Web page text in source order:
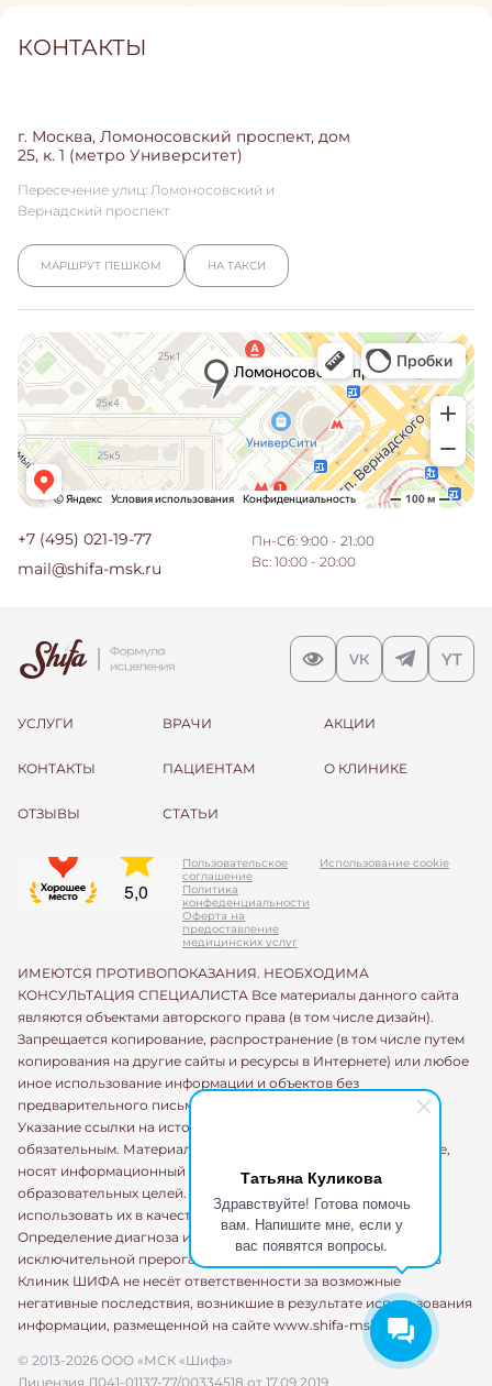
Татьяна Куликова
Здравствуйте! Готова помочь
вам. Напишите мне, если у
вас появятся вопросы.
КОНТАКТЫ
г. Москва, Ломоносовский проспект, дом
25, к. 1 (метро Университет)
Пересечение улиц: Ломоносовский и
Вернадский проспект
МАРШРУТ ПЕШКОМ НА ТАКСИ
+7 (495) 021-19-77
mail@shifa-msk.ru
Пн-Сб: 9:00 - 21.:00
Вс: 10:00 - 20:00
УСЛУГИ ВРАЧИ АКЦИИ
КОНТАКТЫ ПАЦИЕНТАМ О КЛИНИКЕ
ОТЗЫВЫ СТАТЬИ
Пользовательское
соглашение
Политика
конфеденциальности
Оферта на
предоставление
медицинских услуг
Использование cookie
ИМЕЮТСЯ ПРОТИВОПОКАЗАНИЯ. НЕОБХОДИМА
КОНСУЛЬТАЦИЯ СПЕЦИАЛИСТА Все материалы данного сайта
являются объектами авторского права (в том числе дизайн).
Запрещается копирование, распространение (в том числе путем
копирования на другие сайты и ресурсы в Интернете) или любое
иное использование информации и объектов без
предварительного письменного согласия правообладателя.
Указание ссылки на источник информации является
обязательным. Материалы, размещенные на данной странице,
носят информационный характер и предназначены для
образовательных целей. Посетители сайта не должны
использовать их в качестве медицинских рекомендаций.
Определение диагноза и выбор методики лечения остается
исключительной прерогативой вашего лечащего врача! Сеть
Клиник ШИФА не несёт ответственности за возможные
негативные последствия, возникшие в результате использования
информации, размещенной на сайте www.shifa-msk.ru
© 2013-2026 ООО «МСК «Шифа»
Лицензия Л041-01137-77/00334518 от 17.09.2019